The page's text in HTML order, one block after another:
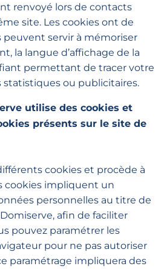
renvoyé lors de contacts
site. Les cookies ont de
peuvent servir à mémoriser
la langue d’affichage de la
permettant de tracer votre
statistiques ou publicitaires.
utilise des cookies et
présents sur le site de
cookies et procède à
cookies impliquent un
personnelles au titre de
afin de faciliter
pouvez paramétrer les
pour ne pas autoriser
paramétrage impliquera des